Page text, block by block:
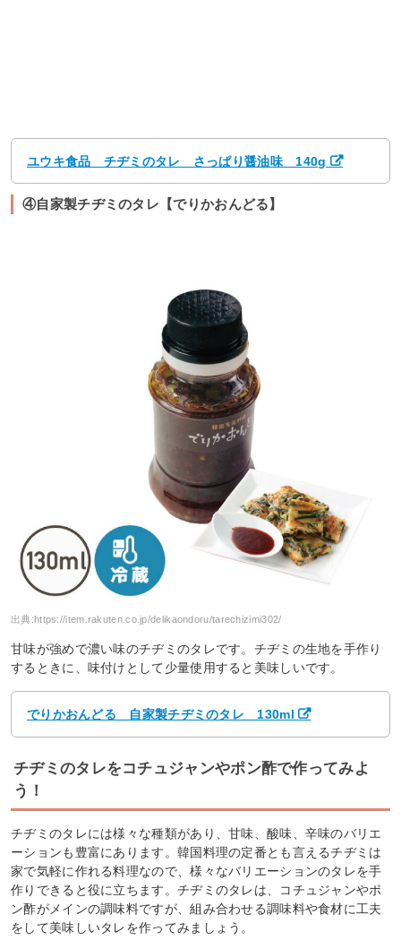
ユウキ食品 チヂミのタレ さっぱり醤油味 140g
④自家製チヂミのタレ【でりかおんどる】
出典: https://item.rakuten.co.jp/delikaondoru/tarechizimi302/
甘味が強めで濃い味のチヂミのタレです。チヂミの生地を手作り
するときに、味付けとして少量使用すると美味しいです。
でりかおんどる 自家製チヂミのタレ 130ml
チヂミのタレをコチュジャンやポン酢で作ってみよ
う！
チヂミのタレには様々な種類があり、甘味、酸味、辛味のバリエ
ーションも豊富にあります。韓国料理の定番とも言えるチヂミは
家で気軽に作れる料理なので、様々なバリエーションのタレを手
作りできると役に立ちます。チヂミのタレは、コチュジャンやポ
ン酢がメインの調味料ですが、組み合わせる調味料や食材に工夫
をして美味しいタレを作ってみましょう。